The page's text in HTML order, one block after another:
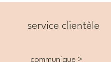
service clientèle
communique >